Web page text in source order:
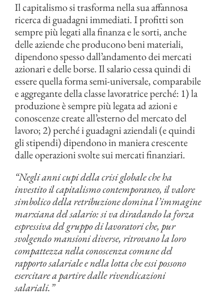
Il capitalismo si trasforma nella sua affannosa
ricerca di guadagni immediati. I profitti son
sempre più legati alla finanza e le sorti, anche
delle aziende che producono beni materiali,
dipendono spesso dall’andamento dei mercati
azionari e delle borse. Il salario cessa quindi di
essere quella forma semi-universale, comparabile
e aggregante della classe lavoratrice perché: 1) la
produzione è sempre più legata ad azioni e
conoscenze create all’esterno del mercato del
lavoro; 2) perché i guadagni aziendali (e quindi
gli stipendi) dipendono in maniera crescente
dalle operazioni svolte sui mercati finanziari.
“Negli anni cupi della crisi globale che ha
investito il capitalismo contemporaneo, il valore
simbolico della retribuzione domina l’immagine
marxiana del salario: si va diradando la forza
espressiva del gruppo di lavoratori che, pur
svolgendo mansioni diverse, ritrovano la loro
compattezza nella conoscenza comune del
rapporto salariale e nella lotta che essi possono
esercitare a partire dalle rivendicazioni
salariali.”